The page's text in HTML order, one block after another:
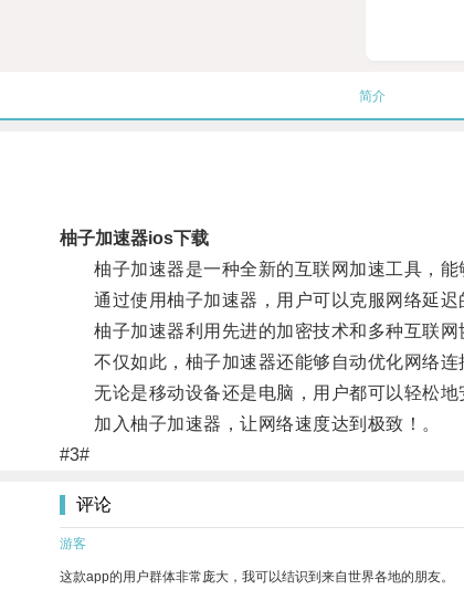
简介
柚子加速器ios下载
柚子加速器是一种全新的互联网加速工具，能
通过使用柚子加速器，用户可以克服网络延迟
柚子加速器利用先进的加密技术和多种互联网
不仅如此，柚子加速器还能够自动优化网络连
无论是移动设备还是电脑，用户都可以轻松地
加入柚子加速器，让网络速度达到极致！。
#3#
评论
游客
这款app的用户群体非常庞大，我可以结识到来自世界各地的朋友。